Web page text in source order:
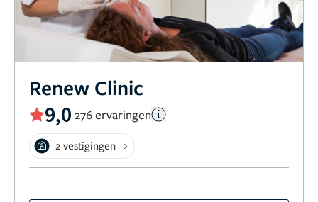
Renew Clinic
9,0 276 ervaringen
2 vestigingen